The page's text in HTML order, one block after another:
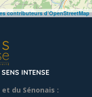
contributeurs d’OpenStreetMap
INTENSE
du Sénonais :